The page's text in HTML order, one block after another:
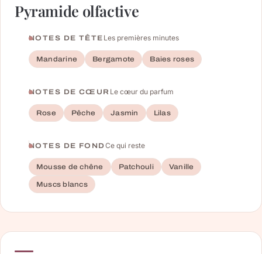
Pyramide olfactive
NOTES DE TÊTE Les premières minutes
Mandarine Bergamote Baies roses
NOTES DE CŒUR Le cœur du parfum
Rose Pêche Jasmin Lilas
NOTES DE FONDCe qui reste
Mousse de chêne Patchouli Vanille
Muscs blancs